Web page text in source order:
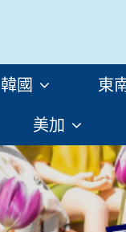
韓國 東
美加